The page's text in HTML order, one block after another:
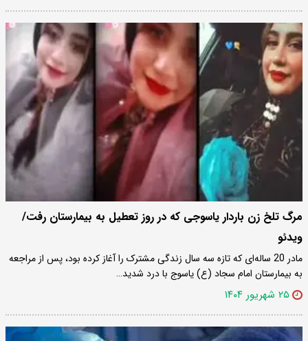
مرگ تلخ زن باردار یاسوجی که در روز تعطیل به بیمارستان رفت/
ویدئو
مادر 20 ساله‌ای که تازه سه سال زندگی مشترک را آغاز کرده بود، پس از مراجعه
به بیمارستان امام سجاد (ع) یاسوج با درد شدید…
۲۵ شهریور ۱۴۰۴